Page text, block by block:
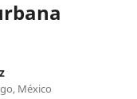
México